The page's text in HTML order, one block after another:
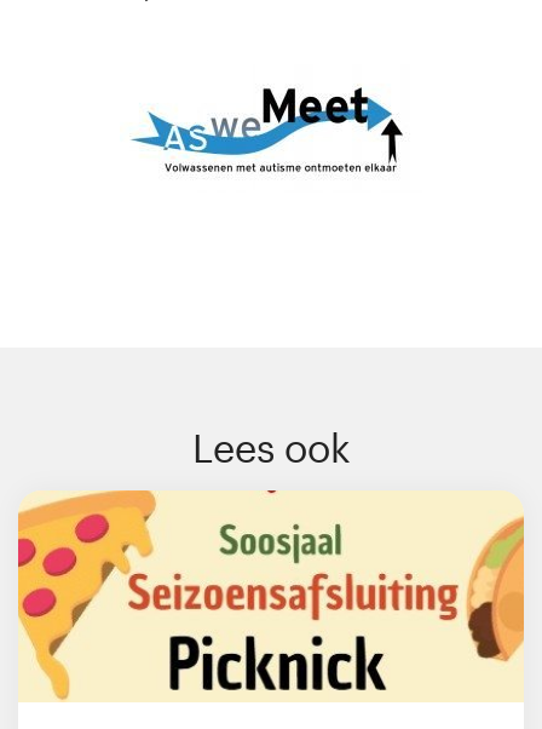
Lees ook